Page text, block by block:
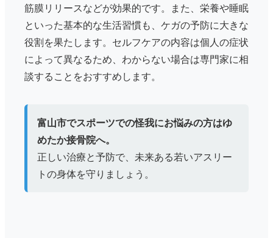
筋膜リリースなどが効果的です。また、栄養や睡眠
といった基本的な生活習慣も、ケガの予防に大きな
役割を果たします。セルフケアの内容は個人の症状
によって異なるため、わからない場合は専門家に相
談することをおすすめします。
富山市でスポーツでの怪我にお悩みの方はゆ
めたか接骨院へ。
正しい治療と予防で、未来ある若いアスリー
トの身体を守りましょう。